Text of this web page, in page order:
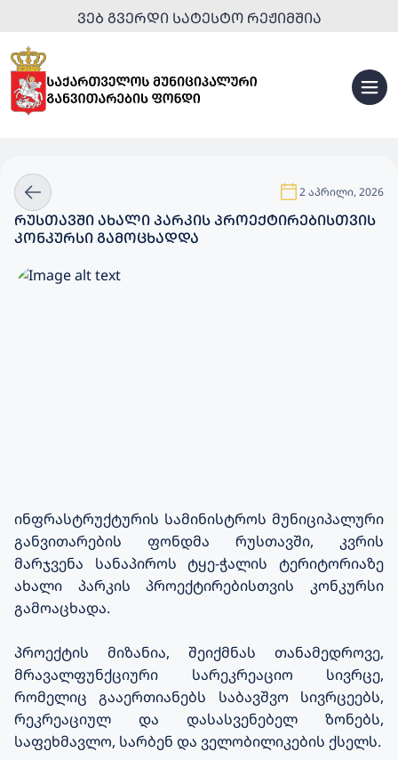
ᲕᲔᲑ ᲒᲕᲔᲠᲓᲘ ᲡᲐᲢᲔᲡᲢᲝ ᲠᲔᲟᲘᲛᲨᲘᲐ
2 აპრილი, 2026
ᲠᲣᲡᲗᲐᲕᲨᲘ ᲐᲮᲐᲚᲘ ᲞᲐᲠᲙᲘᲡ ᲞᲠᲝᲔᲥᲢᲘᲠᲔᲑᲘᲡᲗᲕᲘᲡ
ᲙᲝᲜᲙᲣᲠᲡᲘ ᲒᲐᲛᲝᲪᲮᲐᲓᲓᲐ
ინფრასტრუქტურის სამინისტროს მუნიციპალური
განვითარების ფონდმა რუსთავში, კვრის
მარჯვენა სანაპიროს ტყე-ჭალის ტერიტორიაზე
ახალი პარკის პროექტირებისთვის კონკურსი
გამოაცხადა.
პროექტის მიზანია, შეიქმნას თანამედროვე,
მრავალფუნქციური სარეკრეაციო სივრცე,
რომელიც გააერთიანებს საბავშვო სივრცეებს,
რეკრეაციულ და დასასვენებელ ზონებს,
საფეხმავლო, სარბენ და ველობილიკების ქსელს.